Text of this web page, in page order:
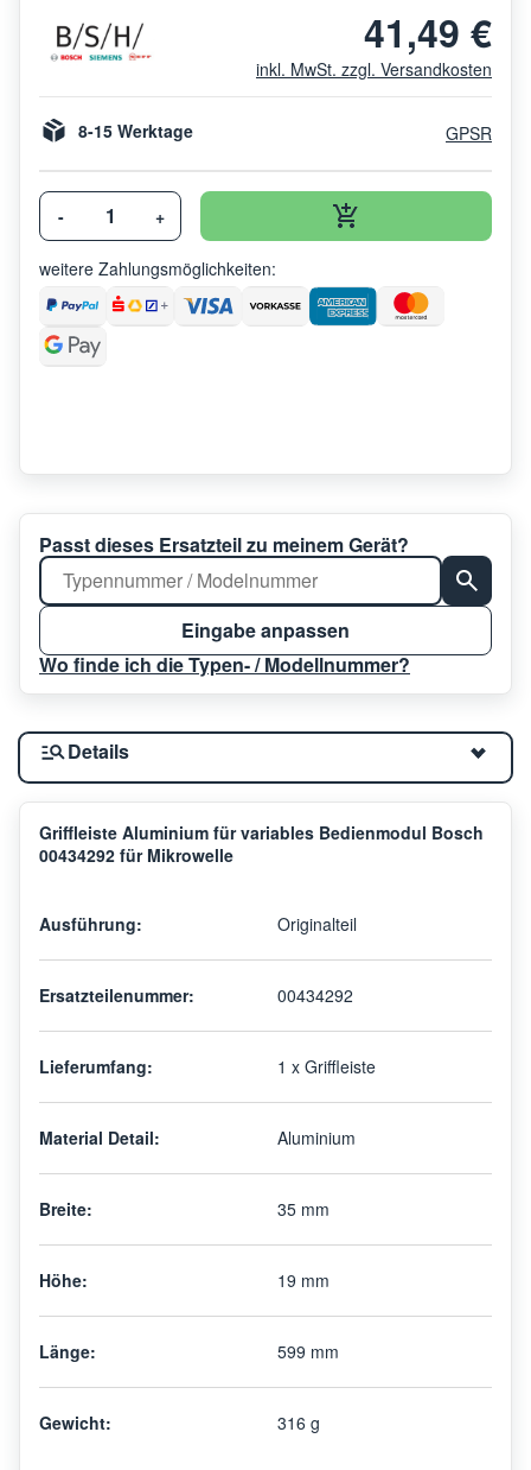
41,49 €
inkl. MwSt. zzgl. Versandkosten
8-15 Werktage GPSR
- +
weitere Zahlungsmöglichkeiten:
Passt dieses Ersatzteil zu meinem Gerät?
Eingabe anpassen
Wo finde ich die Typen- / Modellnummer?
Details
Griffleiste Aluminium für variables Bedienmodul Bosch
00434292 für Mikrowelle
Ausführung: Originalteil
Ersatzteilenummer: 00434292
Lieferumfang: 1 x Griffleiste
Material Detail: Aluminium
Breite: 35 mm
Höhe: 19 mm
Länge: 599 mm
Gewicht: 316 g